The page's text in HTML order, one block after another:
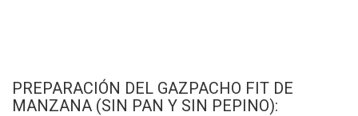
PREPARACIÓN DEL GAZPACHO FIT DE
MANZANA (SIN PAN Y SIN PEPINO):